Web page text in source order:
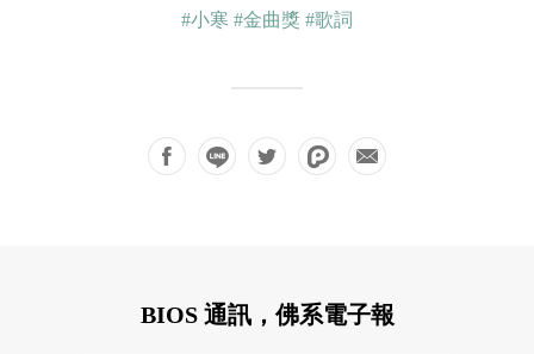
#小寒 #金曲獎 #歌詞
BIOS 通訊，佛系電子報